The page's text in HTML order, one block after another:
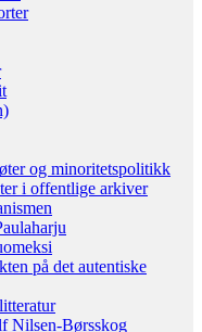
og minoritetspolitikk
i offentlige arkiver
på det autentiske
Nilsen-Børsskog